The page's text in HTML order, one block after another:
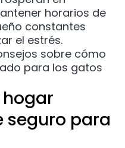
horarios de
constantes
el estrés.
sobre cómo
para los gatos
seguro para